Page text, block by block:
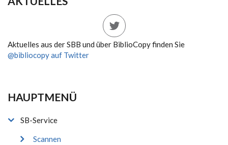
Aktuelles aus der SBB und über BiblioCopy finden Sie
@bibliocopy auf Twitter
HAUPTMENÜ
SB-Service
Scannen